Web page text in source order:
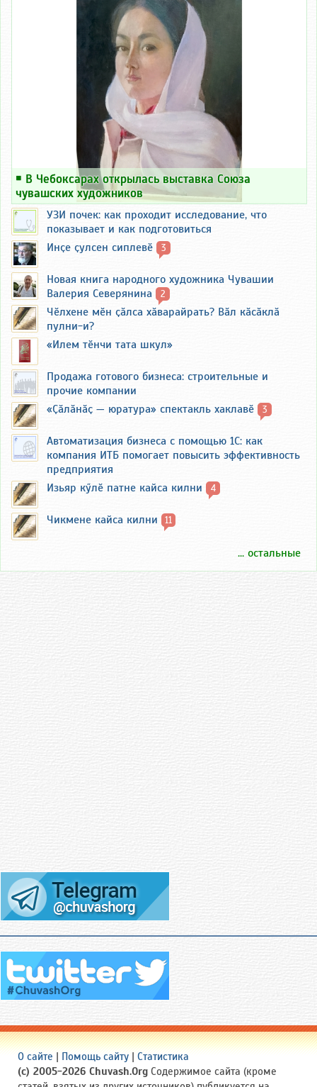
￭ В Чебоксарах открылась выставка Союза
чувашских художников
УЗИ почек: как проходит исследование, что
показывает и как подготовиться
Инҫе ҫулсен сиплевӗ
3
Новая книга народного художника Чувашии
Валерия Северянина
2
Чӗлхене мӗн ҫӑлса хӑварайрать? Вӑл кӑсӑклӑ
пулни-и?
«Илем тӗнчи тата шкул»
Продажа готового бизнеса: строительные и
прочие компании
«Ҫӑлӑнӑҫ — юратура» спектакль хаклавӗ
3
Автоматизация бизнеса с помощью 1С: как
компания ИТБ помогает повысить эффективность
предприятия
Изьяр кӳлӗ патне кайса килни
4
Чикмене кайса килни 11
... остальные
О сайте | Помощь сайту | Статистика
(c) 2005-2026 Chuvash.Org Содержимое сайта (кроме